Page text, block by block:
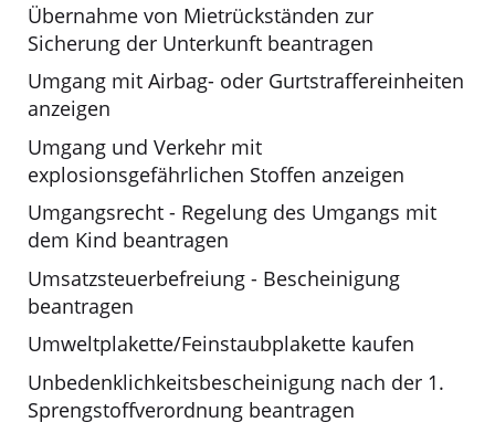
Übernahme von Mietrückständen zur
Sicherung der Unterkunft beantragen
Umgang mit Airbag- oder Gurtstraffereinheiten
anzeigen
Umgang und Verkehr mit
explosionsgefährlichen Stoffen anzeigen
Umgangsrecht - Regelung des Umgangs mit
dem Kind beantragen
Umsatzsteuerbefreiung - Bescheinigung
beantragen
Umweltplakette/Feinstaubplakette kaufen
Unbedenklichkeitsbescheinigung nach der 1.
Sprengstoffverordnung beantragen